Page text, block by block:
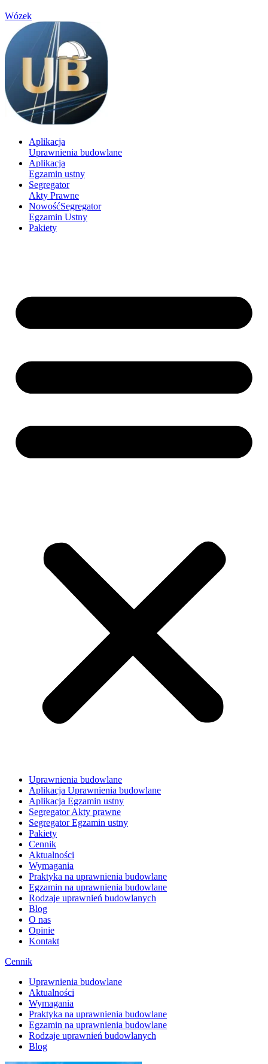
Wózek
Aplikacja
Uprawnienia budowlane
Aplikacja
Egzamin ustny
Segregator
Akty Prawne
NowośćSegregator
Egzamin Ustny
Pakiety
Uprawnienia budowlane
Aplikacja Uprawnienia budowlane
Aplikacja Egzamin ustny
Segregator Akty prawne
Segregator Egzamin ustny
Pakiety
Cennik
Aktualności
Wymagania
Praktyka na uprawnienia budowlane
Egzamin na uprawnienia budowlane
Rodzaje uprawnień budowlanych
Blog
O nas
Opinie
Kontakt
Cennik
Uprawnienia budowlane
Aktualności
Wymagania
Praktyka na uprawnienia budowlane
Egzamin na uprawnienia budowlane
Rodzaje uprawnień budowlanych
Blog